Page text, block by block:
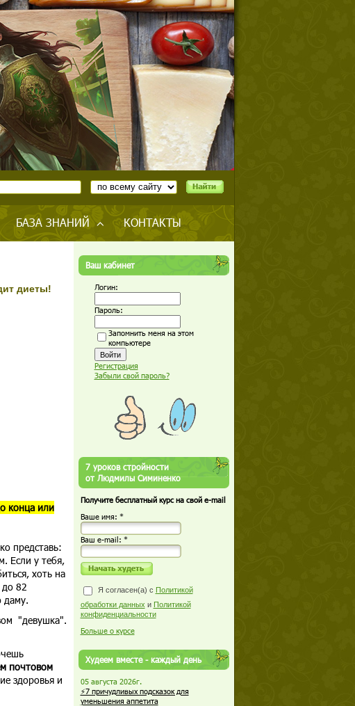
БАЗА ЗНАНИЙ КОНТАКТЫ
диеты!
конца или
представь:
Если у тебя,
хоть на
82
даму.
"девушка".
почтовом
здоровья и
Ваш кабинет
Логин:
Пароль:
Запомнить меня на этом
компьютере
Регистрация
Забыли свой пароль?
7 уроков стройности
от Людмилы Симиненко
Получите бесплатный курс на свой e-mail
Ваше имя: *
Ваш е-mail: *
Я согласен(а) с Политикой
обработки данных и Политикой
конфиденциальности
Больше о курсе
Худеем вместе - каждый день
05 августа 2026г.
⚡7 причудливых подсказок для
уменьшения аппетита